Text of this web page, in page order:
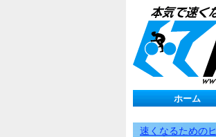
ホーム
速くなるための